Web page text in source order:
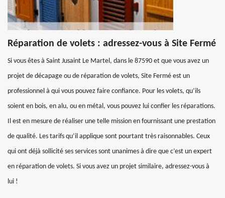
Réparation de volets : adressez-vous à Site Fermé
Si vous êtes à Saint Jusaint Le Martel, dans le 87590 et que vous avez un
projet de décapage ou de réparation de volets, Site Fermé est un
professionnel à qui vous pouvez faire confiance. Pour les volets, qu’ils
soient en bois, en alu, ou en métal, vous pouvez lui confier les réparations.
Il est en mesure de réaliser une telle mission en fournissant une prestation
de qualité. Les tarifs qu’il applique sont pourtant très raisonnables. Ceux
qui ont déjà sollicité ses services sont unanimes à dire que c’est un expert
en réparation de volets. Si vous avez un projet similaire, adressez-vous à
lui !